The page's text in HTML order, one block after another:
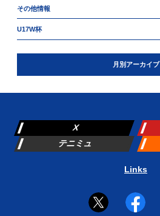
その他情報
U17W杯
月別アーカイブ
X
テニミュ
Links